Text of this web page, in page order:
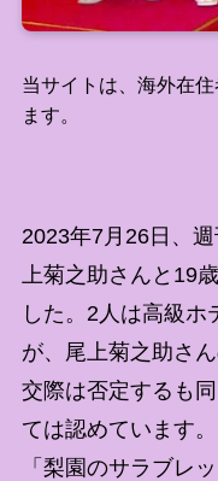
当サイトは、海外在
ます。
2023年7月26日、
上菊之助さんと19
した。2人は高級ホ
が、尾上菊之助さ
交際は否定するも
ては認めています
「梨園のサラブレ